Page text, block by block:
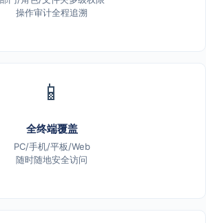
操作审计全程追溯
📱
全终端覆盖
PC/手机/平板/Web
随时随地安全访问